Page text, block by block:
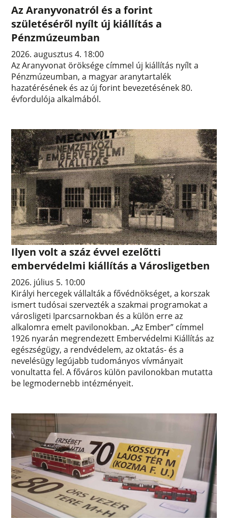
Az Aranyvonatról és a forint
születéséről nyílt új kiállítás a
Pénzmúzeumban
2026. augusztus 4. 18:00
Az Aranyvonat öröksége címmel új kiállítás nyílt a
Pénzmúzeumban, a magyar aranytartalék
hazatérésének és az új forint bevezetésének 80.
évfordulója alkalmából.
Ilyen volt a száz évvel ezelőtti
embervédelmi kiállítás a Városligetben
2026. július 5. 10:00
Királyi hercegek vállalták a fővédnökséget, a korszak
ismert tudósai szervezték a szakmai programokat a
városligeti Iparcsarnokban és a külön erre az
alkalomra emelt pavilonokban. „Az Ember” címmel
1926 nyarán megrendezett Embervédelmi Kiállítás az
egészségügy, a rendvédelem, az oktatás- és a
nevelésügy legújabb tudományos vívmányait
vonultatta fel. A főváros külön pavilonokban mutatta
be legmodernebb intézményeit.